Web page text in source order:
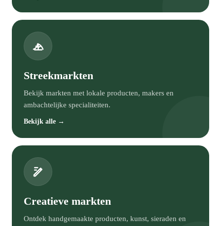
Streekmarkten
Bekijk markten met lokale producten, makers en
ambachtelijke specialiteiten.
Bekijk alle →
Creatieve markten
Ontdek handgemaakte producten, kunst, sieraden en